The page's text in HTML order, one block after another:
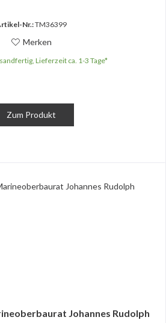
Nr.:TM36399
Merken
Lieferzeit ca. 1-3 Tage*
Zum Produkt
Johannes Rudolph